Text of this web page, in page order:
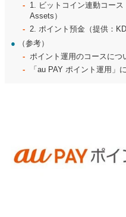
1. ビットコイン連動コー
Assets）
2. ポイント預金（提供：
● （参考）
ポイント運用のコースにつ
「au PAY ポイント運用」